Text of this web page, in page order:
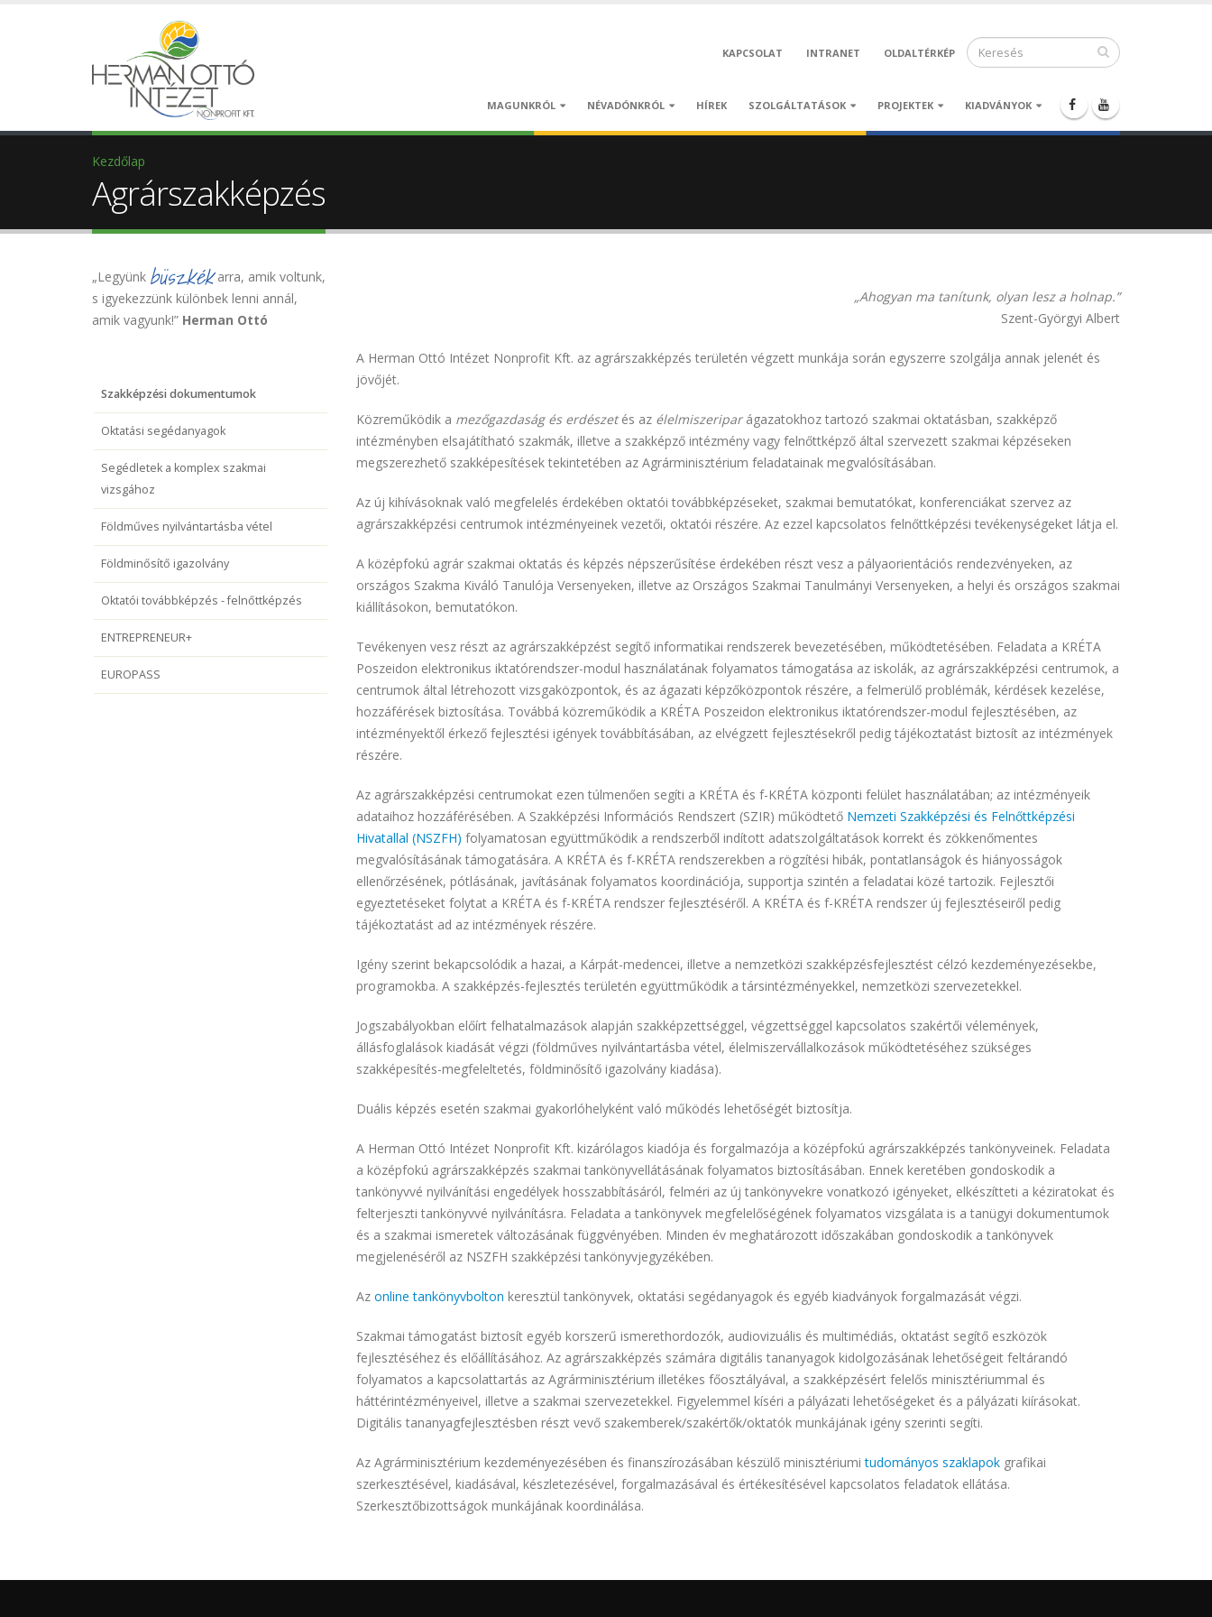
KAPCSOLAT INTRANET OLDALTÉRKÉP
MAGUNKRÓL NÉVADÓNKRÓL HÍREK SZOLGÁLTATÁSOK PROJEKTEK KIADVÁNYOK
Kezdőlap
Agrárszakképzés
„Legyünk büszkékarra, amik voltunk,
s igyekezzünk különbek lenni annál,
amik vagyunk!” Herman Ottó
Szakképzési dokumentumok
Oktatási segédanyagok
Segédletek a komplex szakmai
vizsgához
Földműves nyilvántartásba vétel
Földminősítő igazolvány
Oktatói továbbképzés - felnőttképzés
ENTREPRENEUR+
EUROPASS
„Ahogyan ma tanítunk, olyan lesz a holnap.”
Szent-Györgyi Albert
A Herman Ottó Intézet Nonprofit Kft. az agrárszakképzés területén végzett munkája során egyszerre szolgálja annak jelenét és
jövőjét.
Közreműködik a mezőgazdaság és erdészetés az élelmiszeriparágazatokhoz tartozó szakmai oktatásban, szakképző
intézményben elsajátítható szakmák, illetve a szakképző intézmény vagy felnőttképző által szervezett szakmai képzéseken
megszerezhető szakképesítések tekintetében az Agrárminisztérium feladatainak megvalósításában.
Az új kihívásoknak való megfelelés érdekében oktatói továbbképzéseket, szakmai bemutatókat, konferenciákat szervez az
agrárszakképzési centrumok intézményeinek vezetői, oktatói részére. Az ezzel kapcsolatos felnőttképzési tevékenységeket látja el.
A középfokú agrár szakmai oktatás és képzés népszerűsítése érdekében részt vesz a pályaorientációs rendezvényeken, az
országos Szakma Kiváló Tanulója Versenyeken, illetve az Országos Szakmai Tanulmányi Versenyeken, a helyi és országos szakmai
kiállításokon, bemutatókon.
Tevékenyen vesz részt az agrárszakképzést segítő informatikai rendszerek bevezetésében, működtetésében. Feladata a KRÉTA
Poszeidon elektronikus iktatórendszer-modul használatának folyamatos támogatása az iskolák, az agrárszakképzési centrumok, a
centrumok által létrehozott vizsgaközpontok, és az ágazati képzőközpontok részére, a felmerülő problémák, kérdések kezelése,
hozzáférések biztosítása. Továbbá közreműködik a KRÉTA Poszeidon elektronikus iktatórendszer-modul fejlesztésében, az
intézményektől érkező fejlesztési igények továbbításában, az elvégzett fejlesztésekről pedig tájékoztatást biztosít az intézmények
részére.
Az agrárszakképzési centrumokat ezen túlmenően segíti a KRÉTA és f-KRÉTA központi felület használatában; az intézményeik
adataihoz hozzáférésében. A Szakképzési Információs Rendszert (SZIR) működtető Nemzeti Szakképzési és Felnőttképzési
Hivatallal (NSZFH) folyamatosan együttműködik a rendszerből indított adatszolgáltatások korrekt és zökkenőmentes
megvalósításának támogatására. A KRÉTA és f-KRÉTA rendszerekben a rögzítési hibák, pontatlanságok és hiányosságok
ellenőrzésének, pótlásának, javításának folyamatos koordinációja, supportja szintén a feladatai közé tartozik. Fejlesztői
egyeztetéseket folytat a KRÉTA és f-KRÉTA rendszer fejlesztéséről. A KRÉTA és f-KRÉTA rendszer új fejlesztéseiről pedig
tájékoztatást ad az intézmények részére.
Igény szerint bekapcsolódik a hazai, a Kárpát-medencei, illetve a nemzetközi szakképzésfejlesztést célzó kezdeményezésekbe,
programokba. A szakképzés-fejlesztés területén együttműködik a társintézményekkel, nemzetközi szervezetekkel.
Jogszabályokban előírt felhatalmazások alapján szakképzettséggel, végzettséggel kapcsolatos szakértői vélemények,
állásfoglalások kiadását végzi (földműves nyilvántartásba vétel, élelmiszervállalkozások működtetéséhez szükséges
szakképesítés-megfeleltetés, földminősítő igazolvány kiadása).
Duális képzés esetén szakmai gyakorlóhelyként való működés lehetőségét biztosítja.
A Herman Ottó Intézet Nonprofit Kft. kizárólagos kiadója és forgalmazója a középfokú agrárszakképzés tankönyveinek. Feladata
a középfokú agrárszakképzés szakmai tankönyvellátásának folyamatos biztosításában. Ennek keretében gondoskodik a
tankönyvvé nyilvánítási engedélyek hosszabbításáról, felméri az új tankönyvekre vonatkozó igényeket, elkészítteti a kéziratokat és
felterjeszti tankönyvvé nyilvánításra. Feladata a tankönyvek megfelelőségének folyamatos vizsgálata is a tanügyi dokumentumok
és a szakmai ismeretek változásának függvényében. Minden év meghatározott időszakában gondoskodik a tankönyvek
megjelenéséről az NSZFH szakképzési tankönyvjegyzékében.
Az online tankönyvbolton keresztül tankönyvek, oktatási segédanyagok és egyéb kiadványok forgalmazását végzi.
Szakmai támogatást biztosít egyéb korszerű ismerethordozók, audiovizuális és multimédiás, oktatást segítő eszközök
fejlesztéséhez és előállításához. Az agrárszakképzés számára digitális tananyagok kidolgozásának lehetőségeit feltárandó
folyamatos a kapcsolattartás az Agrárminisztérium illetékes főosztályával, a szakképzésért felelős minisztériummal és
háttérintézményeivel, illetve a szakmai szervezetekkel. Figyelemmel kíséri a pályázati lehetőségeket és a pályázati kiírásokat.
Digitális tananyagfejlesztésben részt vevő szakemberek/szakértők/oktatók munkájának igény szerinti segíti.
Az Agrárminisztérium kezdeményezésében és finanszírozásában készülő minisztériumitudományos szaklapokgrafikai
szerkesztésével, kiadásával, készletezésével, forgalmazásával és értékesítésével kapcsolatos feladatok ellátása.
Szerkesztőbizottságok munkájának koordinálása.